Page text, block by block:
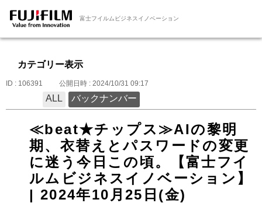
富士フイルムビジネスイノベーション
カテゴリー表示
ID : 106391 公開日時 : 2024/10/31 09:17
ALL バックナンバー
≪beat★チップス≫AIの黎明
期、衣替えとパスワードの変更
に迷う今日この頃。【富士フイ
ルムビジネスイノベーション】
| 2024年10月25日(金)